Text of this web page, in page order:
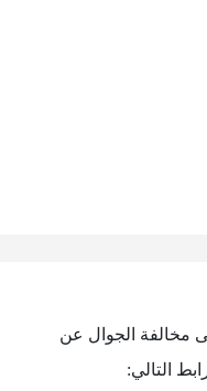
مخالفة الجوال عن
التالي: